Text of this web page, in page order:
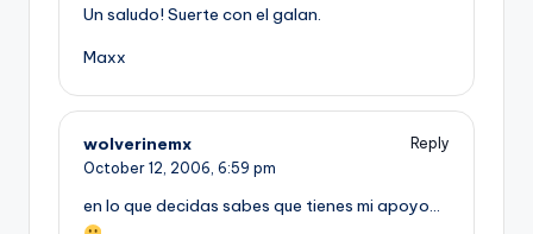
Un saludo! Suerte con el galan.
Maxx
wolverinemx
Reply
October 12, 2006, 6:59 pm
en lo que decidas sabes que tienes mi apoyo…